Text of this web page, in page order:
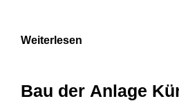
Weiterlesen
Bau der Anlage